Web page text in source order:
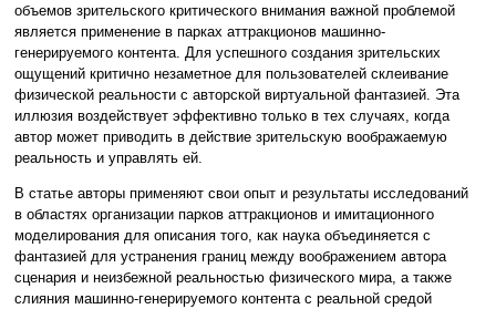
объемов зрительского критического внимания важной проблемой
является применение в парках аттракционов машинно-
генерируемого контента. Для успешного создания зрительских
ощущений критично незаметное для пользователей склеивание
физической реальности с авторской виртуальной фантазией. Эта
иллюзия воздействует эффективно только в тех случаях, когда
автор может приводить в действие зрительскую воображаемую
реальность и управлять ей.
В статье авторы применяют свои опыт и результаты исследований
в областях организации парков аттракционов и имитационного
моделирования для описания того, как наука объединяется с
фантазией для устранения границ между воображением автора
сценария и неизбежной реальностью физического мира, а также
слияния машинно-генерируемого контента с реальной средой